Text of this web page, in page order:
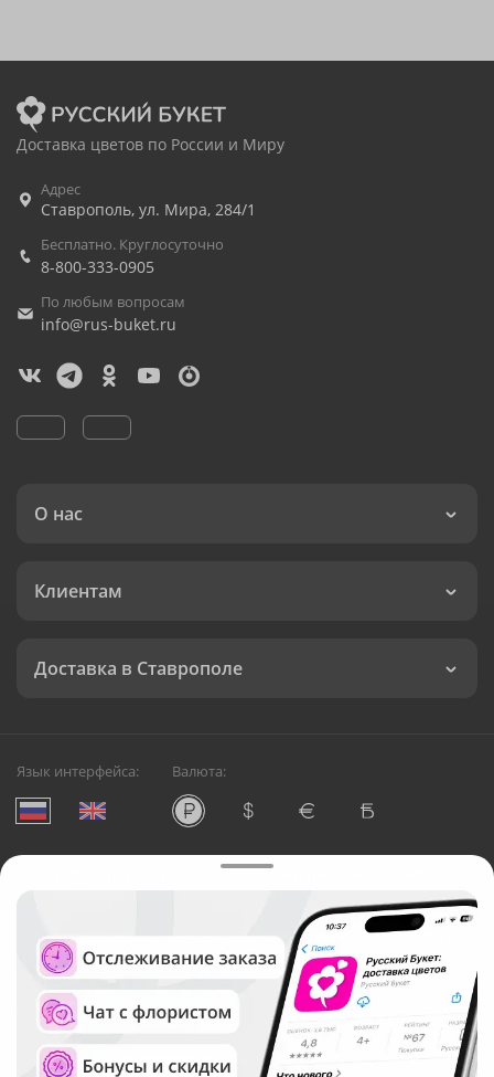
Доставка цветов по России и Миру
Адрес
Ставрополь, ул. Мира, 284/1
Бесплатно. Круглосуточно
8-800-333-0905
По любым вопросам
info@rus-buket.ru
О нас
Клиентам
Доставка в Ставрополе
Язык интерфейса: Валюта:
Служба круглосуточной доставки цветов в Ставрополе
Русский Букет, 2026
Общество с ограниченной ответственностью «Технология»
ОГРН: 1195476081745, ИНН: 5410081997
Юридический адрес: г. Новосибирск, ул. Ипподромская,
д.42, оф. 3
Рейтинг Русского букета в г. Ставрополь